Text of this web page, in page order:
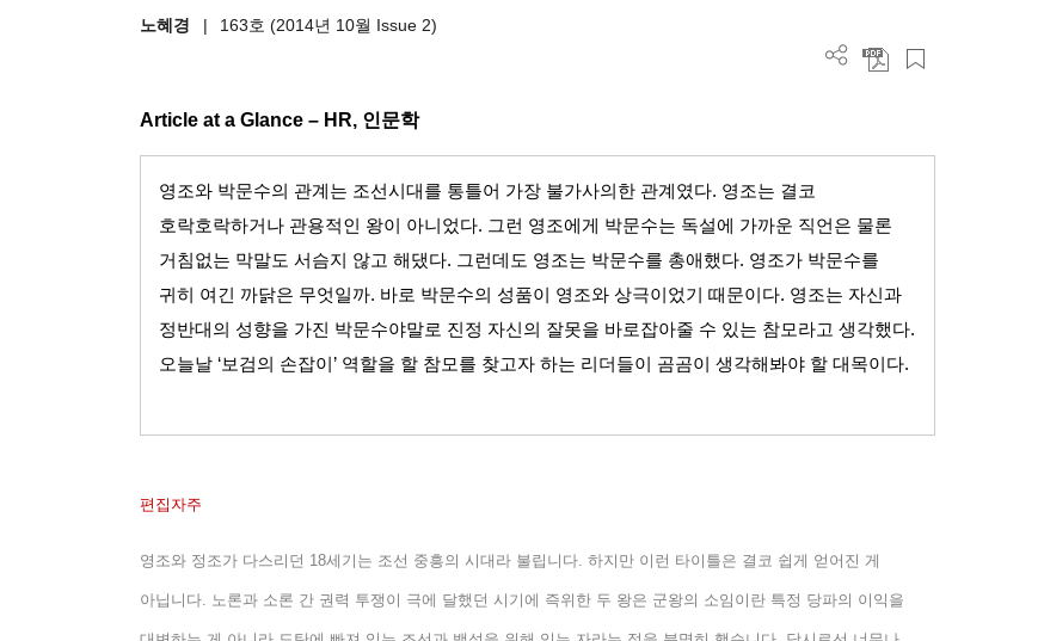
노혜경 | 163호 (2014년 10월 Issue 2)
Article at a Glance – HR, 인문학
영조와 박문수의 관계는 조선시대를 통틀어 가장 불가사의한 관계였다. 영조는 결코
호락호락하거나 관용적인 왕이 아니었다. 그런 영조에게 박문수는 독설에 가까운 직언은 물론
거침없는 막말도 서슴지 않고 해댔다. 그런데도 영조는 박문수를 총애했다. 영조가 박문수를
귀히 여긴 까닭은 무엇일까. 바로 박문수의 성품이 영조와 상극이었기 때문이다. 영조는 자신과
정반대의 성향을 가진 박문수야말로 진정 자신의 잘못을 바로잡아줄 수 있는 참모라고 생각했다.
오늘날 ‘보검의 손잡이 ’ 역할을 할 참모를 찾고자 하는 리더들이 곰곰이 생각해봐야 할 대목이다.
편집자주
영조와 정조가 다스리던 18세기는 조선 중흥의 시대라 불립니다 하지만 이런 타이틀은 결코 쉽게 얻어진 게
아닙니다 노론과 소론 간 권력 투쟁이 극에 달했던 시기에 즉위한 두 왕은 군왕의 소임이란 특정 당파의 이익을